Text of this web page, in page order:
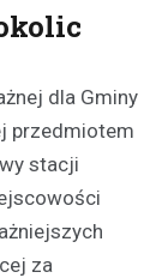
dla Gminy
przedmiotem
stacji
za